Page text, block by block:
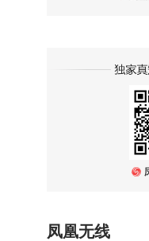
凤凰无线